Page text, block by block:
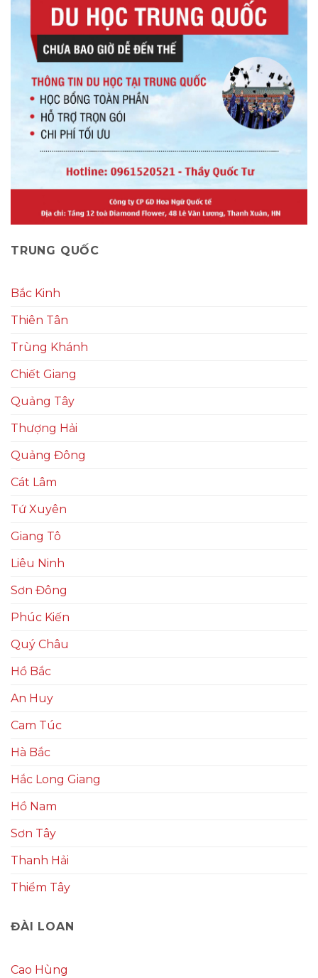
TRUNG QUỐC
Bắc Kinh
Thiên Tân
Trùng Khánh
Chiết Giang
Quảng Tây
Thượng Hải
Quảng Đông
Cát Lâm
Tứ Xuyên
Giang Tô
Liêu Ninh
Sơn Đông
Phúc Kiến
Quý Châu
Hồ Bắc
An Huy
Cam Túc
Hà Bắc
Hắc Long Giang
Hồ Nam
Sơn Tây
Thanh Hải
Thiểm Tây
ĐÀI LOAN
Cao Hùng